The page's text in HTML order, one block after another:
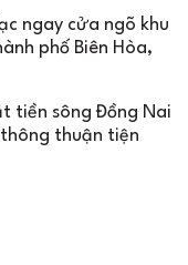
ngay cửa ngõ khu
phố Biên Hòa,
tiền sông Đồng Nai
thuận tiện